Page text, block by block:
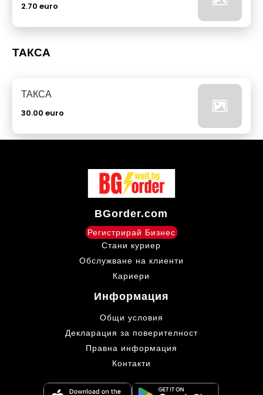
2.70 euro
ТАКСА
ТАКСА
30.00 euro
BGorder.com
Регистрирай Бизнес
Стани куриер
Обслужване на клиенти
Кариери
Информация
Общи условия
Декларация за поверителност
Правна информация
Контакти